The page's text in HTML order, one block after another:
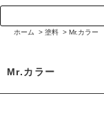
ホーム > 塗料 > Mr.カラー
Mr.カラー